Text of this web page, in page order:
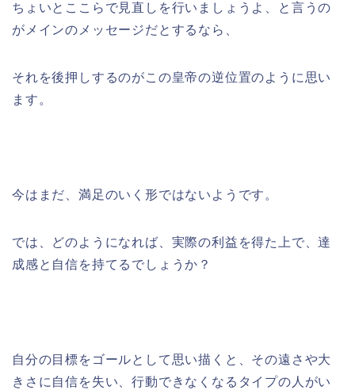
ちょいとここらで見直しを行いましょうよ、と言うの
がメインのメッセージだとするなら、
それを後押しするのがこの皇帝の逆位置のように思い
ます。
今はまだ、満足のいく形ではないようです。
では、どのようになれば、実際の利益を得た上で、達
成感と自信を持てるでしょうか？
自分の目標をゴールとして思い描くと、その遠さや大
きさに自信を失い、行動できなくなるタイプの人がい